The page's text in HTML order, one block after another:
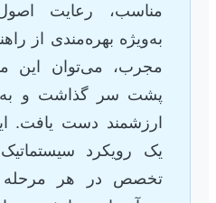
مناسب، رعایت
به‌ویژه بهره‌مندی از
مجرب، می‌توان این
پشت سر گذاشت و به
ارزشمند دست یافت.
یک رویکرد
تخصص در هر مرحله